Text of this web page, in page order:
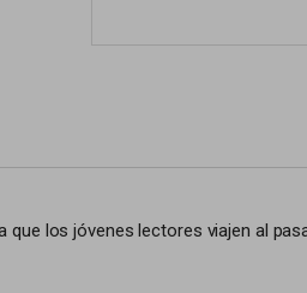
los jóvenes lectores viajen al